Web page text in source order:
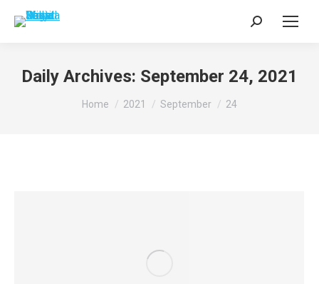
Search:
Daily Archives: September 24, 2021
You are here:
Home 2021 September 24